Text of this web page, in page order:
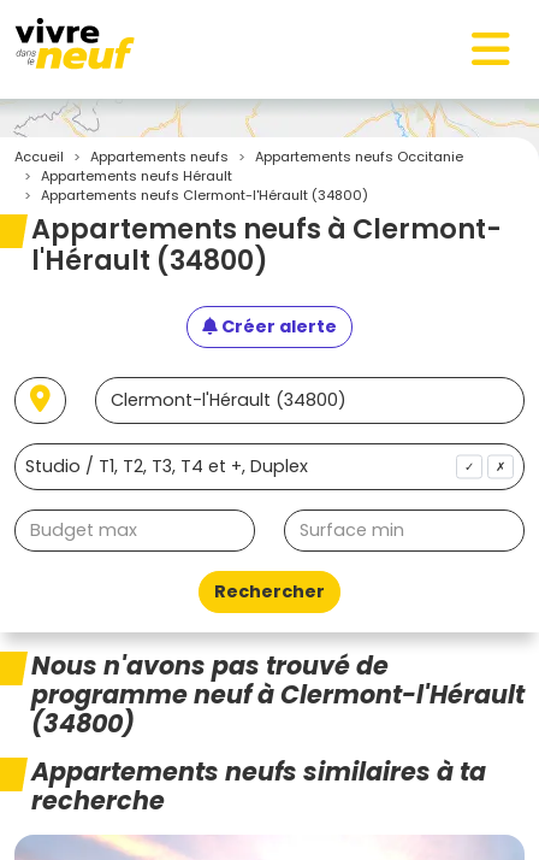
Accueil Appartements neufs
Appartements neufs Occitanie
Appartements neufs Hérault
Appartements neufs Clermont-l'Hérault (34800)
Appartements neufs à Clermont-
l'Hérault (34800)
Créer alerte
✓ ✗
Rechercher
Nous n'avons pas trouvé de
programme neuf à Clermont-l'Hérault
(34800)
Appartements neufs similaires à ta
recherche